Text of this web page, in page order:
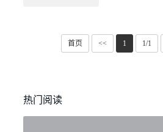
首页 << 1 1/1
热门阅读